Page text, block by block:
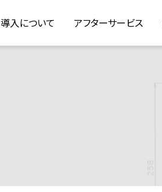
導入について アフターサービス